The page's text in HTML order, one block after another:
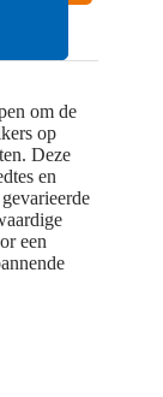
om de
op
Deze
en
een